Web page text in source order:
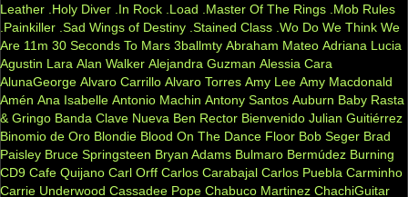
Leather .Holy Diver .In Rock .Load .Master Of The Rings .Mob Rules
.Painkiller .Sad Wings of Destiny .Stained Class .Wo Do We Think We
Are 11m 30 Seconds To Mars 3ballmty Abraham Mateo Adriana Lucia
Agustin Lara Alan Walker Alejandra Guzman Alessia Cara
AlunaGeorge Alvaro Carrillo Alvaro Torres Amy Lee Amy Macdonald
Amén Ana Isabelle Antonio Machin Antony Santos Auburn Baby Rasta
& Gringo Banda Clave Nueva Ben Rector Bienvenido Julian Guitiérrez
Binomio de Oro Blondie Blood On The Dance Floor Bob Seger Brad
Paisley Bruce Springsteen Bryan Adams Bulmaro Bermúdez Burning
CD9 Cafe Quijano Carl Orff Carlos Carabajal Carlos Puebla Carminho
Carrie Underwood Cassadee Pope Chabuco Martinez ChachiGuitar